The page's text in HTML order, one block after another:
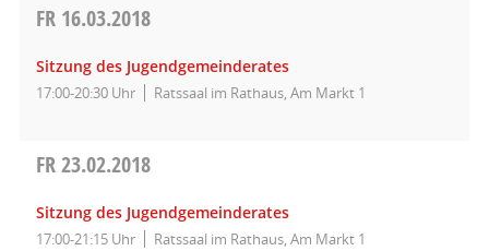
FR 16.03.2018
Sitzung des Jugendgemeinderates
17:00-20:30 Uhr Ratssaal im Rathaus, Am Markt 1
FR23.02.2018
Sitzung des Jugendgemeinderates
17:00-21:15 Uhr Ratssaal im Rathaus, Am Markt 1